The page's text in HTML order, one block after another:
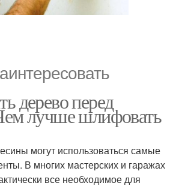
дерево перед
лучше шлифовать
могут использоваться самые
В многих мастерских и гаражах
все необходимое для